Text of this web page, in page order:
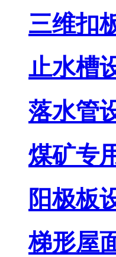
三维扣
止水槽
落水管
煤矿专
阳极板
梯形屋